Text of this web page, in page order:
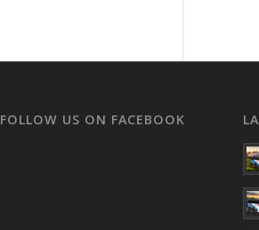
FOLLOW US ON FACEBOOK